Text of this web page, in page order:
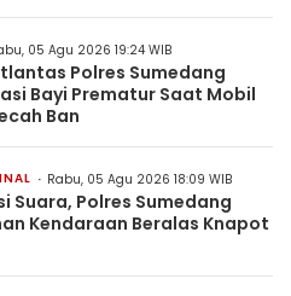
05 Agu 2026 19:24 WIB
Polres Sumedang
Bayi Prematur Saat Mobil
Ban
Rabu, 05 Agu 2026 18:09 WIB
Suara, Polres Sumedang
Kendaraan Beralas Knapot